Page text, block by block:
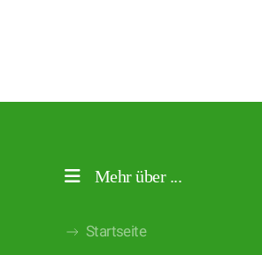
Mehr über ...
Startseite